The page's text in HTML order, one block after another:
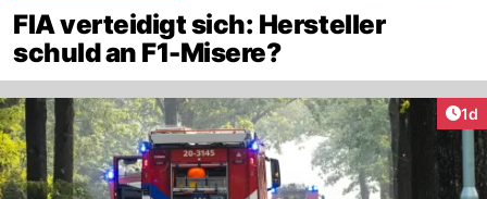
FIA verteidigt sich: Hersteller
schuld an F1-Misere?
1d